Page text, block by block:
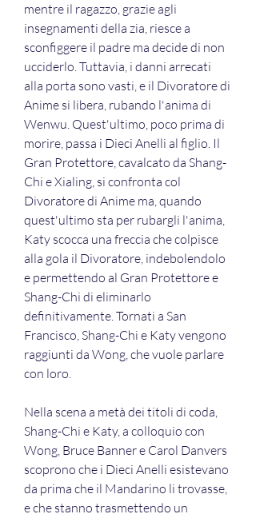
mentre il ragazzo, grazie agli
insegnamenti della zia, riesce a
sconfiggere il padre ma decide di non
ucciderlo. Tuttavia, i danni arrecati
alla porta sono vasti, e il Divoratore di
Anime si libera, rubando l'anima di
Wenwu. Quest'ultimo, poco prima di
morire, passa i Dieci Anelli al figlio. Il
Gran Protettore, cavalcato da Shang-
Chi e Xialing, si confronta col
Divoratore di Anime ma, quando
quest'ultimo sta per rubargli l'anima,
Katy scocca una freccia che colpisce
alla gola il Divoratore, indebolendolo
e permettendo al Gran Protettore e
Shang-Chi di eliminarlo
definitivamente. Tornati a San
Francisco, Shang-Chi e Katy vengono
raggiunti da Wong, che vuole parlare
con loro.
Nella scena a metà dei titoli di coda,
Shang-Chi e Katy, a colloquio con
Wong, Bruce Banner e Carol Danvers
scoprono che i Dieci Anelli esistevano
da prima che il Mandarino li trovasse,
e che stanno trasmettendo un